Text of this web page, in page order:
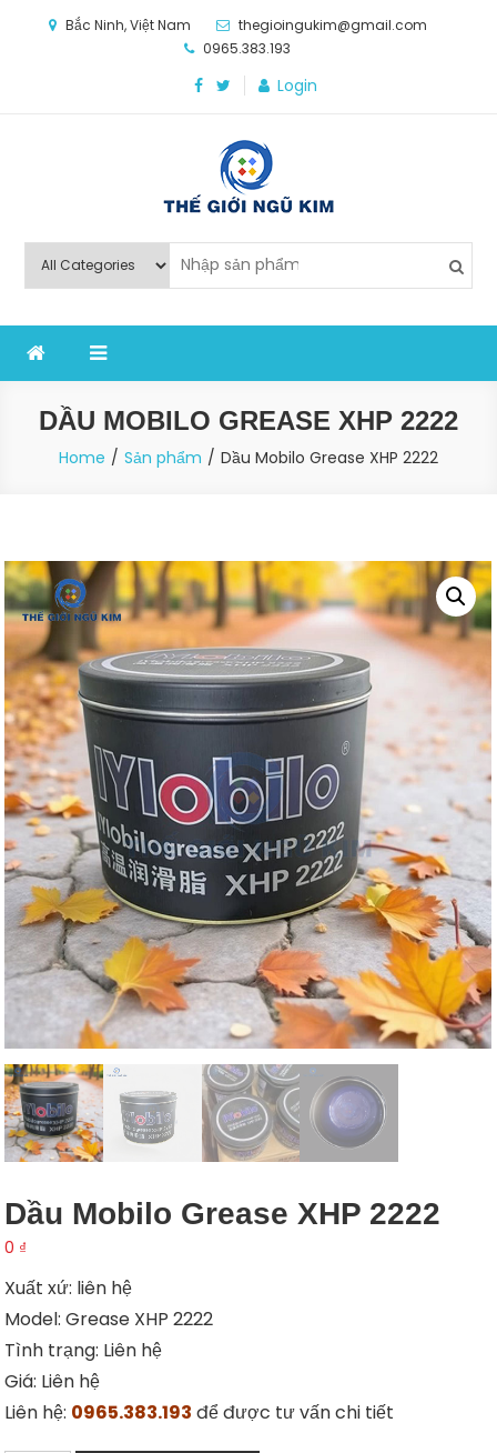
Bắc Ninh, Việt Nam
thegioingukim@gmail.com
0965.383.193
Login
Thế Giới Ngũ Kim
nghiệp sản xuất
DẦU MOBILO GREASE XHP 2222
Home Sản phẩm Dầu Mobilo Grease XHP 2222
Dầu Mobilo Grease XHP 2222
0 ₫
Xuất xứ: liên hệ
Model: Grease XHP 2222
Tình trạng: Liên hệ
Giá: Liên hệ
Liên hệ: 0965.383.193 để được tư vấn chi tiết